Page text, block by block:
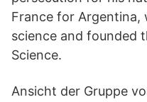
France for Argentina,
science and founded
Science.
Ansicht der Gruppe